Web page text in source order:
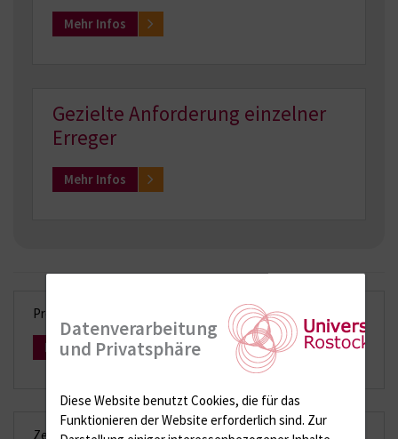
Mehr Infos
Gezielte Anforderung einzelner
Erreger
Mehr Infos
Probentransport und Probenlagerung
Mehr Infos
Zeitliches Bearbeitungsschema
Datenverarbeitung
und Privatsphäre
Diese Website benutzt Cookies, die für das
Funktionieren der Website erforderlich sind. Zur